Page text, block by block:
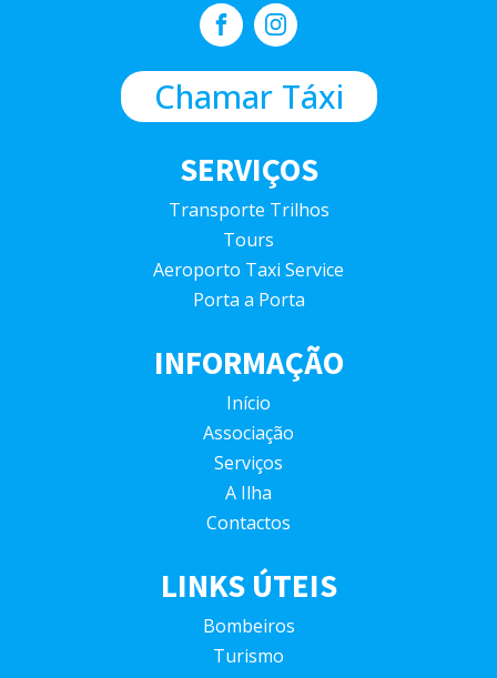
Chamar Táxi
SERVIÇOS
Transporte Trilhos
Tours
Aeroporto Taxi Service
Porta a Porta
INFORMAÇÃO
Início
Associação
Serviços
A Ilha
Contactos
LINKS ÚTEIS
Bombeiros
Turismo